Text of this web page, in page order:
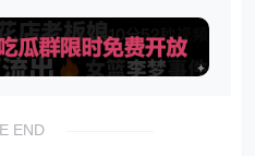
END